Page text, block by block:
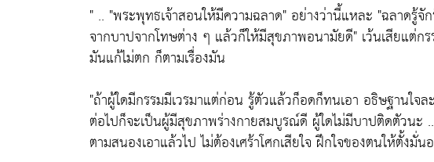
" .. "พระพุทธเจ้าสอนให้มีความฉลาด"อย่างว่านี้แหละ "ฉลาดรู้จั
จากบาปจากโทษต่าง ๆ แล้วก็ให้มีสุขภาพอนามัยดี" เว้นเสียแต่
มันแก้ไม่ตก ก็ตามเรื่องมัน
"ถ้าผู้ใดมีกรรมมีเวรมาแต่ก่อน รู้ตัวแล้วก็อดก็ทนเอา อธิษฐานใจ
ต่อไปก็จะเป็นผู้มีสุขภาพร่างกายสมบูรณ์ดี ผู้ใดไม่มีบาปติดตัวน
ตามสนองเอาแล้วไป ไม่ต้องเศร้าโศกเสียใจ ฝึกใจของตนให้ตั้งมั่